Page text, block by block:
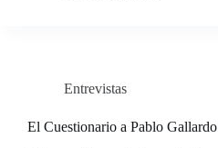
Entrevistas
El Cuestionario a Pablo Gallardo